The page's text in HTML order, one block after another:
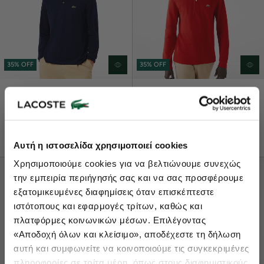
Αυτή η ιστοσελίδα χρησιμοποιεί cookies
Χρησιμοποιούμε cookies για να βελτιώνουμε συνεχώς
την εμπειρία περιήγησής σας και να σας προσφέρουμε
εξατομικευμένες διαφημίσεις όταν επισκέπτεστε
ιστότοπους και εφαρμογές τρίτων, καθώς και
πλατφόρμες κοινωνικών μέσων. Επιλέγοντας
«Αποδοχή όλων και κλείσιμο», αποδέχεστε τη δήλωση
αυτή και συμφωνείτε να κοινοποιούμε τις συγκεκριμένες
35% OFF
Original L.12.12 Μακρυμάνικη
35% OFF
€120,00
Original L.12.12 Μακρυμάνικη
Lacoste Essentials Await
σας αγορά.
Ενδιαφέρομαι για:
Ανδρικά Παιδικά